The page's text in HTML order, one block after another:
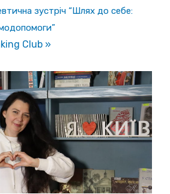
зустріч “Шлях до себе:
Club »